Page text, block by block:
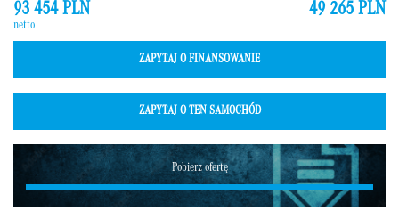
93 454 PLN
netto
49 265 PLN
ZAPYTAJ O FINANSOWANIE
ZAPYTAJ O TEN SAMOCHÓD
Pobierz ofertę